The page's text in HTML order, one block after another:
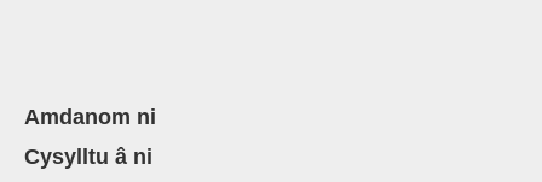
Amdanom ni
Cysylltu â ni